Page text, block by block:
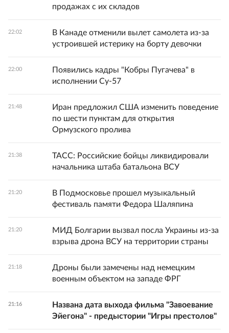
продажах с их складов
22:02
В Канаде отменили вылет самолета из-за
устроившей истерику на борту девочки
22:00
Появились кадры "Кобры Пугачева" в
исполнении Су-57
21:48
Иран предложил США изменить поведение
по шести пунктам для открытия
Ормузского пролива
21:38
ТАСС: Российские бойцы ликвидировали
начальника штаба батальона ВСУ
21:20
В Подмосковье прошел музыкальный
фестиваль памяти Федора Шаляпина
21:20
МИД Болгарии вызвал посла Украины из-за
взрыва дрона ВСУ на территории страны
21:18
Дроны были замечены над немецким
военным объектом на западе ФРГ
21:16
Названа дата выхода фильма "Завоевание
Эйегона" - предыстории "Игры престолов"